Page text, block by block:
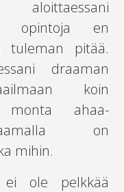
aloittaessani
opintoja en
tuleman pitää.
draaman
koin
monta ahaa-
on
mihin.
ei ole pelkkää